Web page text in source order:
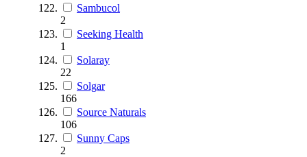
Sambucol
2
Seeking Health
1
Solaray
22
Solgar
166
Source Naturals
106
Sunny Caps
2